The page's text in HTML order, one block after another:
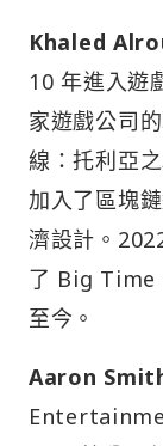
Khaled
10 年進入遊
家遊戲公司
線：托利亞
加入了區塊
濟設計。
了 Big Time
至今。
Aaron